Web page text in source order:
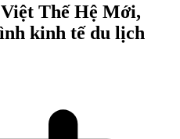
Thế Hệ Mới,
kinh tế du lịch